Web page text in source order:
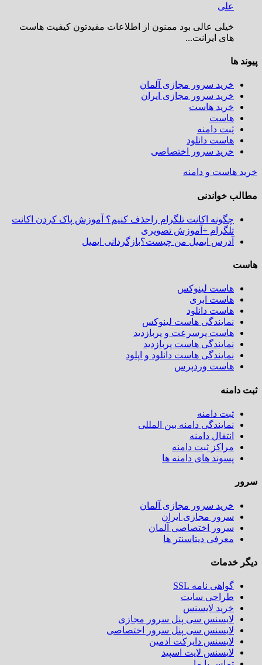
علی
خیلی عالی بود ممنون از اطلاعات مفیدتون کیفیت هاست
های ایرانت...
پیوند ها
خرید سرور مجازی آلمان
خرید سرور مجازی ایران
خرید هاست
هاست
ثبت دامنه
هاست دانلود
خرید سرور اختصاصی
خرید هاست و دامنه
مطالب خواندنی
چگونه اکانت تلگرام راحذف کنیم؟ آموزش پاک کردن اکانت
تلگرام +آموزش تصویری
آدرس ایمیل من چیست؟بازگردانی ایمیل
هاست
هاست لینوکس
هاست ابری
هاست دانلود
نمایندگی هاست لینوکس
هاست پرسرعت و پربازدید
نمایندگی هاست پربازدید
نمایندگی هاست دانلود و اپلود
هاست وردپرس
ثبت دامنه
ثبت دامنه
نمایندگی دامنه بین المللی
انتقال دامنه
مراکز ثبت دامنه
پسوند های دامنه ها
سرور
خرید سرور مجازی آلمان
سرور مجازی ایران
سرور اختصاصی آلمان
معرفی دیتاسنتر ها
دیگر خدمات
گواهی نامه SSL
طراحی سایت
خرید لایسنس
لایسنس سی پنل سرور مجازی
لایسنس سی پنل سرور اختصاصی
لایسنس دایرکت ادمین
لایسنس لایت اسپید